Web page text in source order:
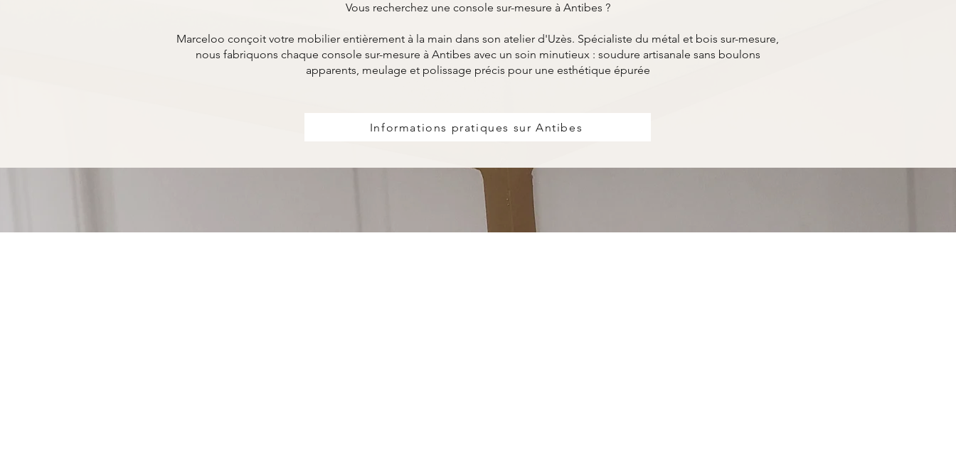
Vous recherchez une console sur-mesure à Antibes ?
Marceloo conçoit votre mobilier entièrement à la main dans son atelier d'Uzès. Spécialiste du métal et bois sur-mesure,
nous fabriquons chaque console sur-mesure à Antibes avec un soin minutieux : soudure artisanale sans boulons
apparents, meulage et polissage précis pour une esthétique épurée
Informations pratiques sur Antibes